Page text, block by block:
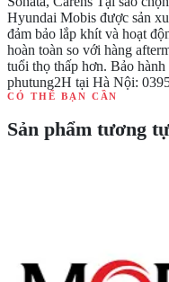
Hyundai Mobis được sản
đảm bảo lắp khít và hoạt
hoàn toàn so với hàng
tuổi thọ thấp hơn. Bảo
phutung2H tại Hà Nội:
CÓ THỂ BẠN CẦN
Sản phẩm tương tự